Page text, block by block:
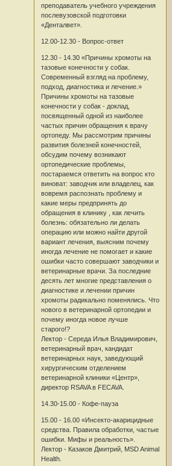
преподаватель учебного учреждения
послевузовской подготовки
«Денталвет».
12.00-12.30 - Вопрос-ответ
12.30 - 14.30 «Причины хромоты на
тазовые конечности у собак.
Современный взгляд на проблему,
подход, диагностика и лечение.»
Причины хромоты на тазовые
конечности у собак - доклад,
посвященный одной из наиболее
частых причин обращения к врачу
ортопеду. Мы рассмотрим причины
развития болезней конечностей,
обсудим почему возникают
ортопедические проблемы,
постараемся ответить на вопрос кто
виноват: заводчик или владелец, как
вовремя распознать проблему и
какие меры предпринять до
обращения в клинику , как лечить
болезнь: обязательно ли делать
операцию или можно найти другой
вариант лечения, выясним почему
иногда лечение не помогает и какие
ошибки часто совершают заводчики и
ветеринарные врачи. За последние
десять лет многие представления о
диагностике и лечении причин
хромоты радикально поменялись. Что
нового в ветеринарной ортопедии и
почему иногда новое лучше
старого!?
Лектор - Середа Илья Владимирович,
ветеринарный врач, кандидат
ветеринарных наук, заведующий
хирургическим отделением
ветеринарной клиники «Центр»,
директор RSAVA в FECAVA.
14.30-15.00 - Кофе-пауза
15.00 - 16.00 «Инсекто-акарицидные
средства. Правила обработки, частые
ошибки. Мифы и реальность».
Лектор - Казаков Дмитрий, MSD Animal
Health.